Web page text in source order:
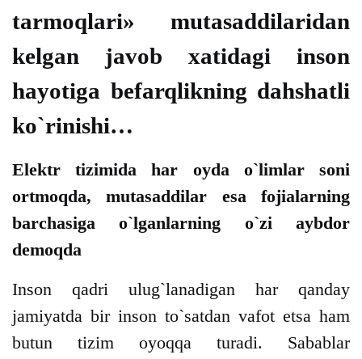
tarmoqlari» mutasaddilaridan
kelgan javob xatidagi inson
hayotiga befarqlikning dahshatli
ko`rinishi…
Elektr tizimida har oyda o`limlar soni
ortmoqda, mutasaddilar esa fojialarning
barchasiga o`lganlarning o`zi aybdor
demoqda
Inson qadri ulug`lanadigan har qanday
jamiyatda bir inson to`satdan vafot etsa ham
butun tizim oyoqqa turadi. Sabablar